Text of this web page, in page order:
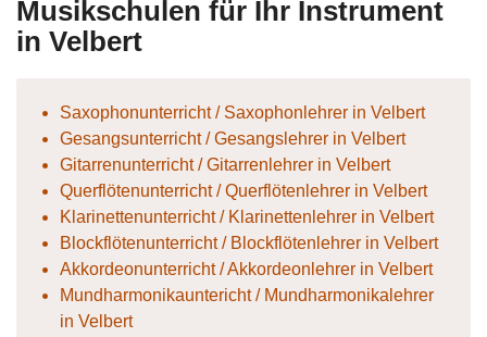
Musikschulen für Ihr Instrument
in Velbert
Saxophonunterricht / Saxophonlehrer in Velbert
Gesangsunterricht / Gesangslehrer in Velbert
Gitarrenunterricht / Gitarrenlehrer in Velbert
Querflötenunterricht / Querflötenlehrer in Velbert
Klarinettenunterricht / Klarinettenlehrer in Velbert
Blockflötenunterricht / Blockflötenlehrer in Velbert
Akkordeonunterricht / Akkordeonlehrer in Velbert
Mundharmonikauntericht / Mundharmonikalehrer
in Velbert